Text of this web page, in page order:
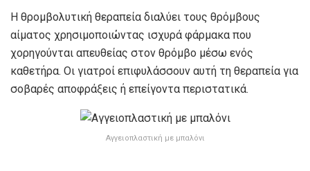
Η θρομβολυτική θεραπεία διαλύει τους θρόμβους
αίματος χρησιμοποιώντας ισχυρά φάρμακα που
χορηγούνται απευθείας στον θρόμβο μέσω ενός
καθετήρα. Οι γιατροί επιφυλάσσουν αυτή τη θεραπεία για
σοβαρές αποφράξεις ή επείγοντα περιστατικά.
Αγγειοπλαστική με μπαλόνι